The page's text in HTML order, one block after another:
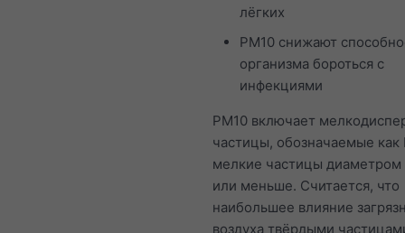
лёгких
PM10 снижают
организма бороться с
инфекциями
PM10 включает
частицы, обозначаемые как
мелкие частицы диаметром
или меньше. Считается, что
наибольшее влияние
воздуха твёрдыми